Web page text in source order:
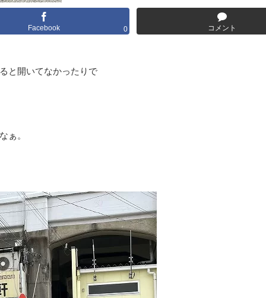
Facebook 0 コメント
と開いてなかったりで
ぁ。